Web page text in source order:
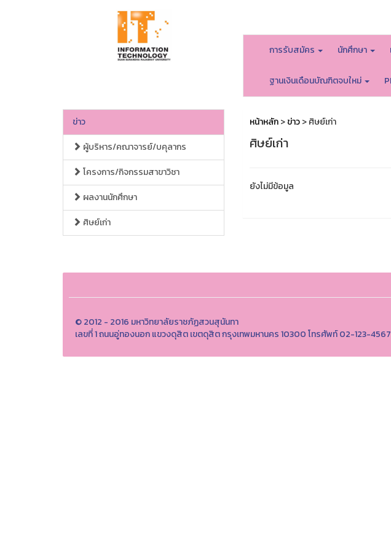
การรับสมัคร นักศึกษา
ฐานเงินเดือนบัณฑิตจบใหม่
ข่าว
ผู้บริหาร/คณาจารย์/บคุลากร
โครงการ/กิจกรรมสาขาวิชา
ผลงานนักศึกษา
ศิษย์เก่า
หน้าหลัก>ข่าว> ศิษย์เก่า
ศิษย์เก่า
ยังไม่มีข้อมูล
© 2012 - 2016 มหาวิทยาลัยราชภัฏสวนสุนันทา
เลขที่ 1 ถนนอู่ทองนอก แขวงดุสิต เขตดุสิต กรุงเทพมหานคร 10300 โทรศัพท์ 02-123-